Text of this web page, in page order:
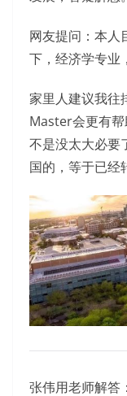
网友提问：本人
下，经济学专业
家里人建议我往
Master会更有
不是没太大必要
国的，等于已经
张伟用老师解答：